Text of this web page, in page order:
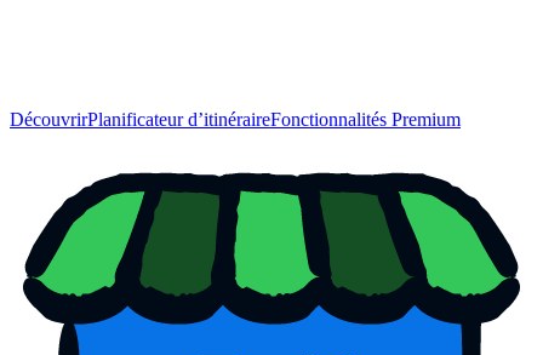
DécouvrirPlanificateur d’itinéraireFonctionnalités Premium